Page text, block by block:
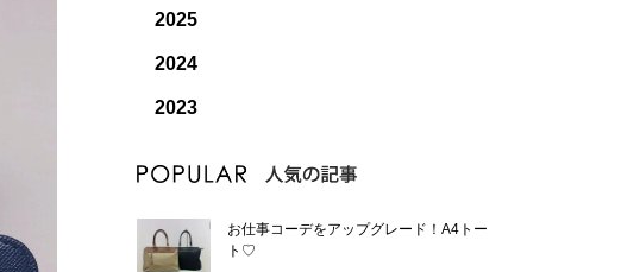
2025
2024
2023
お仕事コーデをアップグレード！A4トー
ト♡